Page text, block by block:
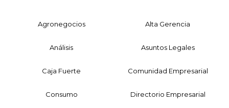
Agronegocios Alta Gerencia
Análisis Asuntos Legales
Caja Fuerte Comunidad Empresarial
Consumo Directorio Empresarial